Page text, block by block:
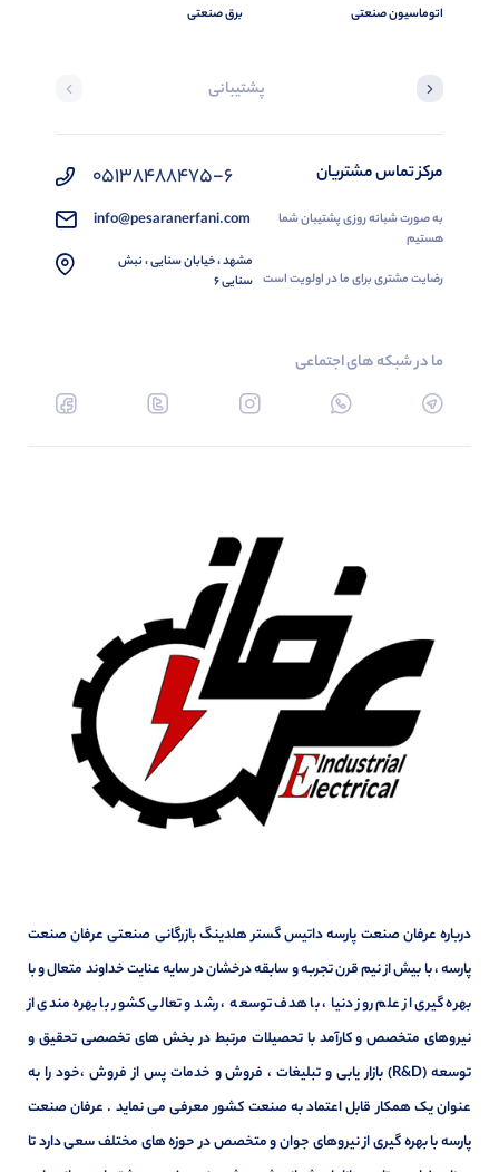
اتوماسیون صنعتی برق صنعتی
پشتیبانی
مرکز تماس مشتریان
به صورت شبانه روزی پشتیبان شما
هستیم
رضایت مشتری برای ما در اولویت است
05138488475-6
info@pesaranerfani.com
مشهد ، خیابان سنایی ، نبش
سنایی 6
ما در شبکه های اجتماعی
درباره عرفان صنعت پارسه داتیس گستر هلدینگ بازرگانی صنعتی عرفان صنعت
پارسه ، با بیش از نیم قرن تجربه و سابقه درخشان در سایه عنایت خداوند متعال و با
بهره گیری از علم روز دنیا ، با هدف توسعه ، رشد و تعالی کشور با بهره مندی از
نیروهای متخصص و کارآمد با تحصیلات مرتبط در بخش های تخصصی تحقیق و
توسعه (R&D) بازار یابی و تبلیغات ، فروش و خدمات پس از فروش ،خود را به
عنوان یک همکار قابل اعتماد به صنعت کشور معرفی می نماید . عرفان صنعت
پارسه با بهره گیری از نیروهای جوان و متخصص در حوزه های مختلف سعی دارد تا